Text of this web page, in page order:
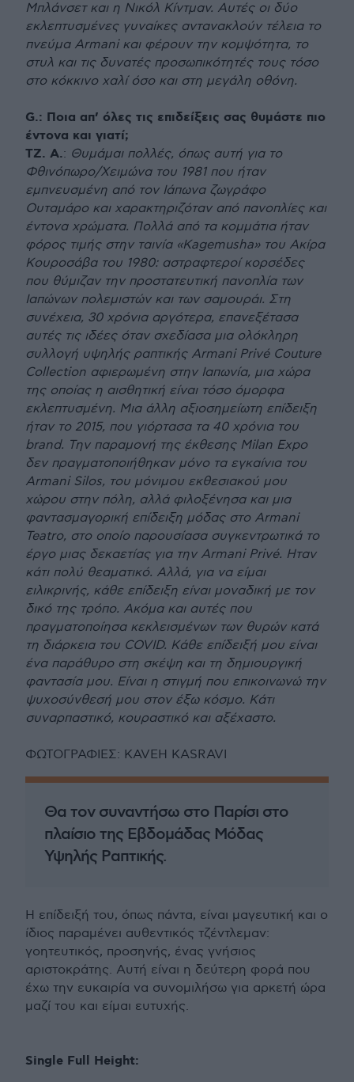
Μπλάνσετ και η Νικόλ Κίντμαν. Αυτές οι δύο
εκλεπτυσμένες γυναίκες αντανακλούν τέλεια το
πνεύμα Armani και φέρουν την κομψότητα, το
στυλ και τις δυνατές προσωπικότητές τους τόσο
στο κόκκινο χαλί όσο και στη μεγάλη οθόνη.
G.: Ποια απ’ όλες τις επιδείξεις σας θυμάστε πιο
έντονα και γιατί;
ΤΖ. Α.: Θυμάμαι πολλές, όπως αυτή για το
Φθινόπωρο/Χειμώνα του 1981 που ήταν
εμπνευσμένη από τον Ιάπωνα ζωγράφο
Ουταμάρο και χαρακτηριζόταν από πανοπλίες και
έντονα χρώματα. Πολλά από τα κομμάτια ήταν
φόρος τιμής στην ταινία «Kagemusha» του Ακίρα
Κουροσάβα του 1980: αστραφτεροί κορσέδες
που θύμιζαν την προστατευτική πανοπλία των
Ιαπώνων πολεμιστών και των σαμουράι. Στη
συνέχεια, 30 χρόνια αργότερα, επανεξέτασα
αυτές τις ιδέες όταν σχεδίασα μια ολόκληρη
συλλογή υψηλής ραπτικής Armani Privé Couture
Collection αφιερωμένη στην Ιαπωνία, μια χώρα
της οποίας η αισθητική είναι τόσο όμορφα
εκλεπτυσμένη. Μια άλλη αξιοσημείωτη επίδειξη
ήταν το 2015, που γιόρτασα τα 40 χρόνια του
brand. Την παραμονή της έκθεσης Milan Expo
δεν πραγματοποιήθηκαν μόνο τα εγκαίνια του
Armani Silos, του μόνιμου εκθεσιακού μου
χώρου στην πόλη, αλλά φιλοξένησα και μια
φαντασμαγορική επίδειξη μόδας στο Armani
Teatro, στο οποίο παρουσίασα συγκεντρωτικά το
έργο μιας δεκαετίας για την Armani Privé. Ηταν
κάτι πολύ θεαματικό. Αλλά, για να είμαι
ειλικρινής, κάθε επίδειξη είναι μοναδική με τον
δικό της τρόπο. Ακόμα και αυτές που
πραγματοποίησα κεκλεισμένων των θυρών κατά
τη διάρκεια του COVID. Κάθε επίδειξή μου είναι
ένα παράθυρο στη σκέψη και τη δημιουργική
φαντασία μου. Είναι η στιγμή που επικοινωνώ την
ψυχοσύνθεσή μου στον έξω κόσμο. Κάτι
συναρπαστικό, κουραστικό και αξέχαστο.
ΦΩΤΟΓΡΑΦΙΕΣ: KAVEH KASRAVI
Θα τον συναντήσω στο Παρίσι στο
πλαίσιο της Εβδομάδας Μόδας
Υψηλής Ραπτικής.
Η επίδειξή του, όπως πάντα, είναι μαγευτική και ο
ίδιος παραμένει αυθεντικός τζέντλεμαν:
γοητευτικός, προσηνής, ένας γνήσιος
αριστοκράτης. Αυτή είναι η δεύτερη φορά που
έχω την ευκαιρία να συνομιλήσω για αρκετή ώρα
μαζί του και είμαι ευτυχής.
Single Full Height: